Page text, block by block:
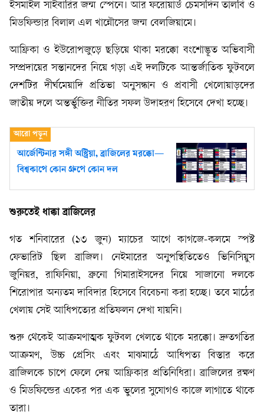
ইসমাইল সাইবারির জন্ম স্পেনে। আর ফরোয়ার্ড চেমসদিন তালবি ও
মিডফিল্ডার বিলাল এল খান্নৌসের জন্ম বেলজিয়ামে।
আফ্রিকা ও ইউরোপজুড়ে ছড়িয়ে থাকা মরক্কো বংশোদ্ভূত অভিবাসী
সম্প্রদায়ের সন্তানদের নিয়ে গড়া এই দলটিকে আন্তর্জাতিক ফুটবলে
দেশটির দীর্ঘমেয়াদি প্রতিভা অনুসন্ধান ও প্রবাসী খেলোয়াড়দের
জাতীয় দলে অন্তর্ভুক্তির নীতির সফল উদাহরণ হিসেবে দেখা হচ্ছে।
আর্জেন্টিনার সঙ্গী অস্ট্রিয়া, ব্রাজিলের মরক্কো—
বিশ্বকাপে কোন গ্রুপে কোন দল
শুরুতেই ধাক্কা ব্রাজিলের
গত শনিবারের (১৩ জুন) ম্যাচের আগে কাগজে-কলমে স্পষ্ট
ফেভারিট ছিল ব্রাজিল। নেইমারের অনুপস্থিতিতেও ভিনিসিয়ুস
জুনিয়র, রাফিনিয়া, ব্রুনো গিমারাইসদের নিয়ে সাজানো দলকে
শিরোপার অন্যতম দাবিদার হিসেবে বিবেচনা করা হচ্ছে। তবে মাঠের
খেলায় সেই আধিপত্যের প্রতিফলন দেখা যায়নি।
শুরু থেকেই আক্রমণাত্মক ফুটবল খেলতে থাকে মরক্কো। দ্রুতগতির
আক্রমণ, উচ্চ প্রেসিং এবং মাঝমাঠে আধিপত্য বিস্তার করে
ব্রাজিলকে চাপে ফেলে দেয় আফ্রিকার প্রতিনিধিরা। ব্রাজিলের রক্ষণ
ও মিডফিল্ডের একের পর এক ভুলের সুযোগও কাজে লাগাতে থাকে
তারা।